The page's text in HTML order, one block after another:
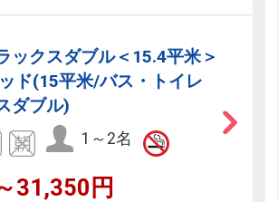
ックスダブル＜15.4平米＞
ド(15平米/バス・トイレ
ダブル)
1～2名
31,350円